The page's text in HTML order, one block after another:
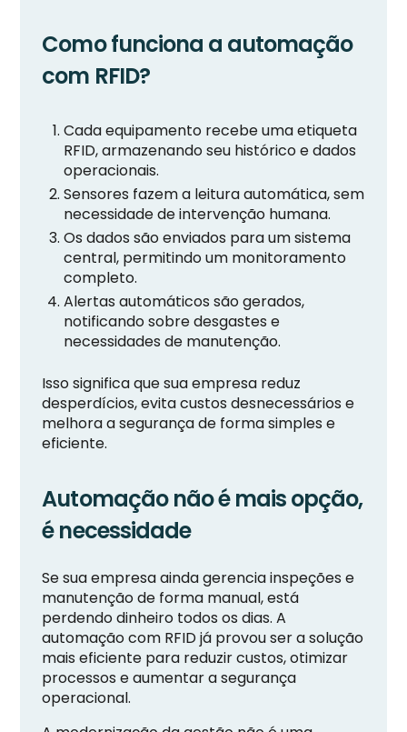
Como funciona a automação
com RFID?
Cada equipamento recebe uma etiqueta
RFID, armazenando seu histórico e dados
operacionais.
Sensores fazem a leitura automática, sem
necessidade de intervenção humana.
Os dados são enviados para um sistema
central, permitindo um monitoramento
completo.
Alertas automáticos são gerados,
notificando sobre desgastes e
necessidades de manutenção.
Isso significa que sua empresa reduz
desperdícios, evita custos desnecessários e
melhora a segurança de forma simples e
eficiente.
Automação não é mais opção,
é necessidade
Se sua empresa ainda gerencia inspeções e
manutenção de forma manual, está
perdendo dinheiro todos os dias. A
automação com RFID já provou ser a solução
mais eficiente para reduzir custos, otimizar
processos e aumentar a segurança
operacional.